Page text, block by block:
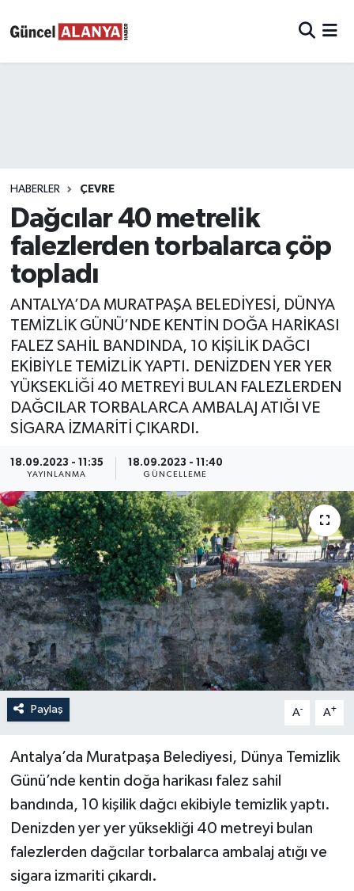
HABERLER ÇEVRE
Dağcılar 40 metrelik
falezlerden torbalarca çöp
topladı
ANTALYA’DA MURATPAŞA BELEDİYESİ, DÜNYA
TEMİZLİK GÜNÜ’NDE KENTİN DOĞA HARİKASI
FALEZ SAHİL BANDINDA, 10 KİŞİLİK DAĞCI
EKİBİYLE TEMİZLİK YAPTI. DENİZDEN YER YER
YÜKSEKLİĞİ 40 METREYİ BULAN FALEZLERDEN
DAĞCILAR TORBALARCA AMBALAJ ATIĞI VE
SİGARA İZMARİTİ ÇIKARDI.
18.09.2023 - 11:35
YAYINLANMA
18.09.2023 - 11:40
GÜNCELLEME
Paylaş A- A+
Antalya’da Muratpaşa Belediyesi, Dünya Temizlik
Günü’nde kentin doğa harikası falez sahil
bandında, 10 kişilik dağcı ekibiyle temizlik yaptı.
Denizden yer yer yüksekliği 40 metreyi bulan
falezlerden dağcılar torbalarca ambalaj atığı ve
sigara izmariti çıkardı.